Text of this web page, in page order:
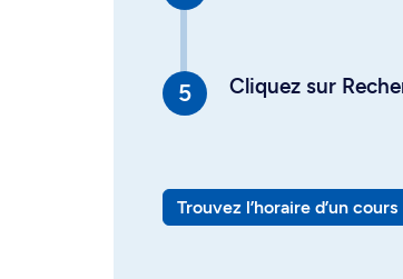
Cliquez sur
Trouvez l’horaire d’un cours